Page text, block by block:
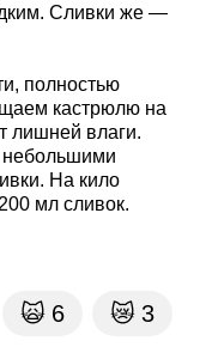
Сливки же —
полностью
кастрюлю на
лишней влаги.
небольшими
На кило
мл сливок.
🙀 6 😿 3